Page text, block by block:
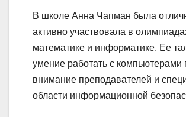
В школе Анна Чапман была
активно участвовала в
математике и информатике. Ее
умение работать с компьютерами
внимание преподавателей и
области информационной